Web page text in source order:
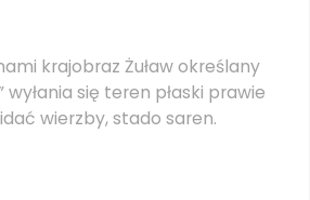
krajobraz Żuław określany
wyłania się teren płaski prawie
wierzby, stado saren.